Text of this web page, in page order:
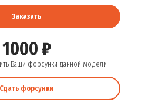
1000 ₽
Сдать форсунки
Ваши форсунки данной модели
Заказать